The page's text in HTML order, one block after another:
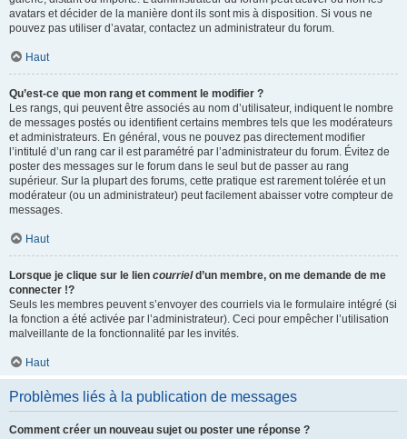
avatars et décider de la manière dont ils sont mis à disposition. Si vous ne
pouvez pas utiliser d’avatar, contactez un administrateur du forum.
Haut
Qu’est-ce que mon rang et comment le modifier ?
Les rangs, qui peuvent être associés au nom d’utilisateur, indiquent le nombre
de messages postés ou identifient certains membres tels que les modérateurs
et administrateurs. En général, vous ne pouvez pas directement modifier
l’intitulé d’un rang car il est paramétré par l’administrateur du forum. Évitez de
poster des messages sur le forum dans le seul but de passer au rang
supérieur. Sur la plupart des forums, cette pratique est rarement tolérée et un
modérateur (ou un administrateur) peut facilement abaisser votre compteur de
messages.
Haut
Lorsque je clique sur le lien courrield’un membre, on me demande de me
connecter !?
Seuls les membres peuvent s’envoyer des courriels via le formulaire intégré (si
la fonction a été activée par l’administrateur). Ceci pour empêcher l’utilisation
malveillante de la fonctionnalité par les invités.
Haut
Problèmes liés à la publication de messages
Comment créer un nouveau sujet ou poster une réponse ?